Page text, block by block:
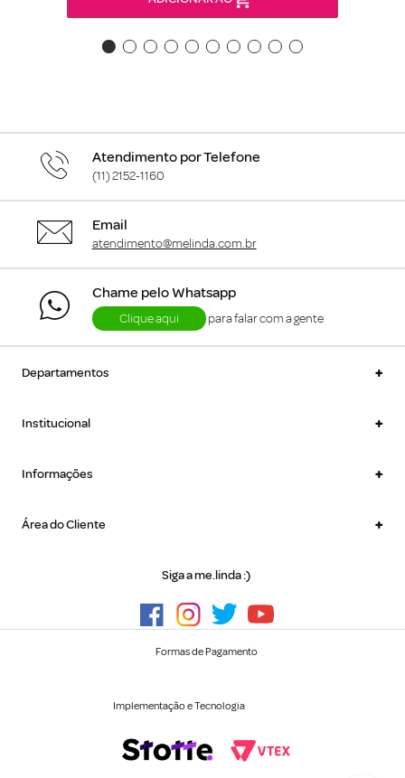
Atendimento por Telefone
(11) 2152-1160
Email
atendimento@melinda.com.br
Chame pelo Whatsapp
Clique aqui para falar com a gente
Departamentos +
Institucional +
Informações +
Área do Cliente +
Siga a me.linda :)
Formas de Pagamento
Implementação e Tecnologia